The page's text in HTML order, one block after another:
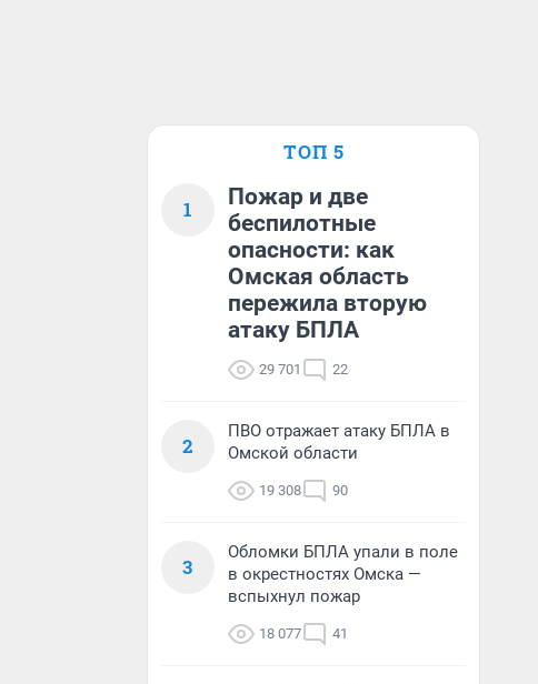
ТОП 5
1
Пожар и две
беспилотные
опасности: как
Омская область
пережила вторую
атаку БПЛА
29 701 22
2
ПВО отражает атаку БПЛА в
Омской области
19 308 90
3
Обломки БПЛА упали в поле
в окрестностях Омска —
вспыхнул пожар
18 077 41